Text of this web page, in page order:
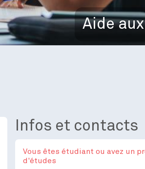
Aide
Infos et contacts
Vous êtes étudiant ou avez un
d'études